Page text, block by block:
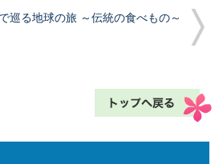
巡る地球の旅 ～伝統の食べもの～